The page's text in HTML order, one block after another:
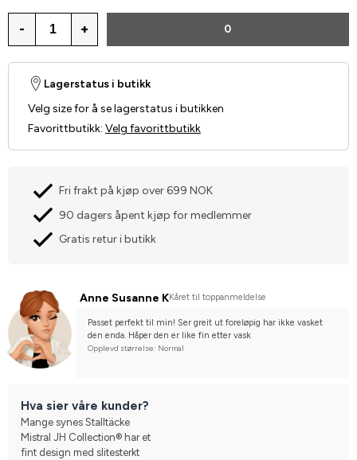
- + 0
Lagerstatus i butikk
Velg size for å se lagerstatus i butikken
Favorittbutikk: Velg favorittbutikk
Fri frakt på kjøp over 699 NOK
90 dagers åpent kjøp for medlemmer
Gratis retur i butikk
Anne Susanne KKåret til toppanmeldelse
Passet perfekt til min! Ser greit ut foreløpig har ikke vasket
den enda. Håper den er like fin etter vask
Opplevd størrelse: Normal
Hva sier våre kunder?
Mange synes Stalltäcke
Mistral JH Collection® har et
fint design med slitesterkt